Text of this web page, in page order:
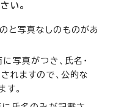
い。
と写真なしのものがあ
写真がつき、氏名・
れますので、公的な
す。